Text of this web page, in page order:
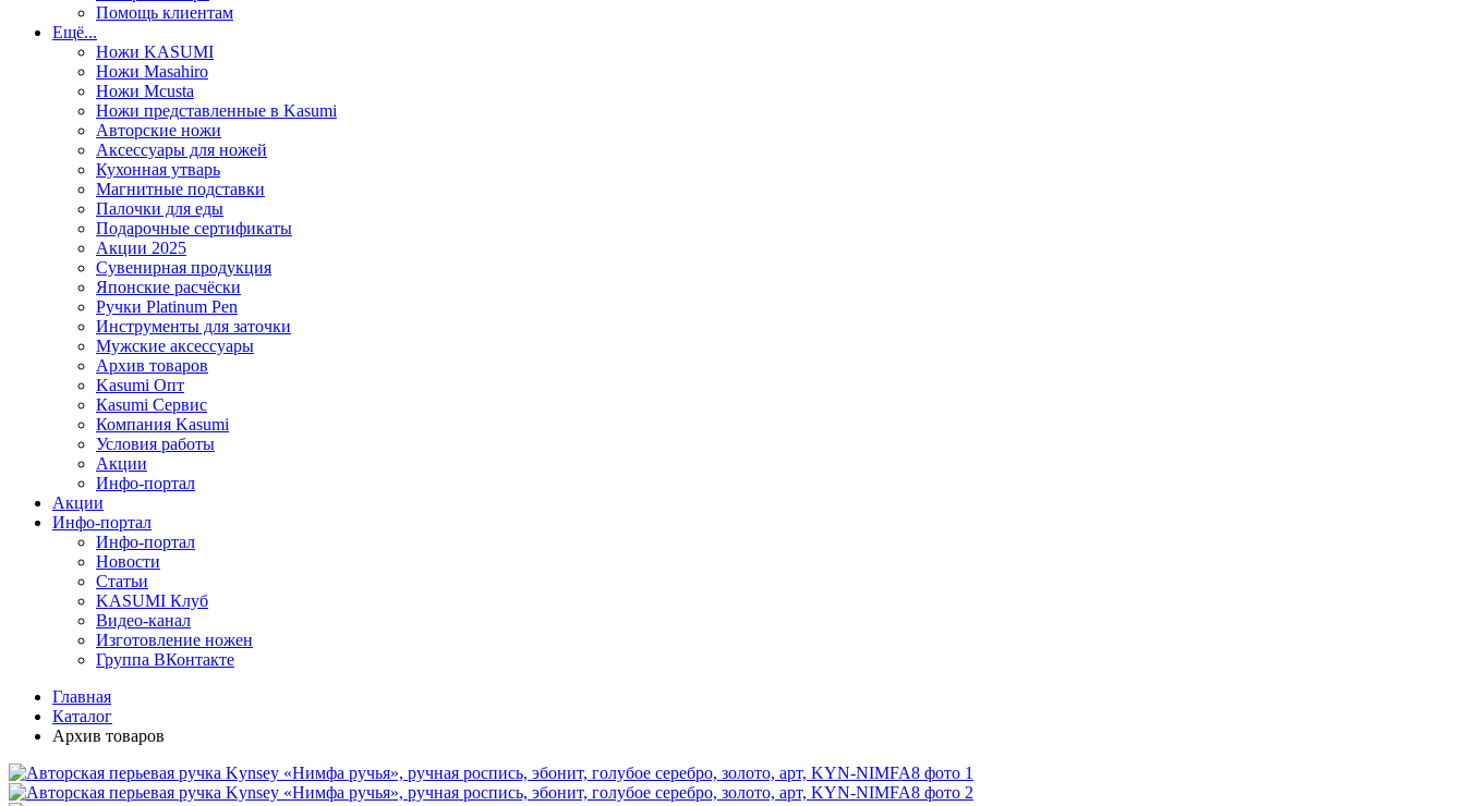
Помощь клиентам
Ещё...
Ножи KASUMI
Ножи Masahiro
Ножи Mcusta
Ножи представленные в Kasumi
Авторские ножи
Аксессуары для ножей
Кухонная утварь
Магнитные подставки
Палочки для еды
Подарочные сертификаты
Акции 2025
Сувенирная продукция
Японские расчёски
Ручки Platinum Pen
Инструменты для заточки
Мужские аксессуары
Архив товаров
Kasumi Опт
Кasumi Сервис
Компания Kasumi
Условия работы
Акции
Инфо-портал
Акции
Инфо-портал
Инфо-портал
Новости
Статьи
KASUMI Клуб
Видео-канал
Изготовление ножен
Группа ВКонтакте
Главная
Каталог
Архив товаров